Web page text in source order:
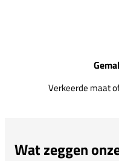
Verkeerde maat
Wat zeggen